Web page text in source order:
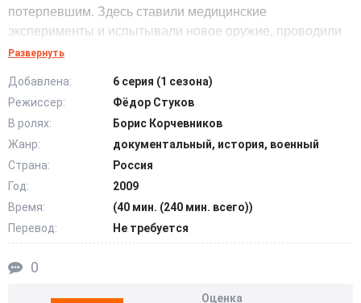
потерпевшим. Здесь ставили медицинские
эксперименты и испытывали новое оружие, проводили
изощренные пытки.
Первыми жертвами стали польские граждане, попавшие
в сети лагерей для военнопленных. Однако отношение к
разным национальностям было не одинаково. В сериале
использованы рассказы узников Освенцима, письма,
написанные потомкам, цитаты из личных дневников
жителей Германии, подлинные мемуары начальника
военного лагеря Хёсса, а также документы, дошедшие
до наших дней, о судебных процессах над главами СС.
@Filmix.fan
Развернуть
Добавлена:
6 серия (1 сезона)
Режиссер:
Фёдор Стуков
В ролях:
Борис Корчевников
Жанр:
документальный, история, военный
Страна:
Россия
Год:
2009
Время:
(40 мин. (240 мин. всего))
Перевод:
Не требуется
0
Оценка